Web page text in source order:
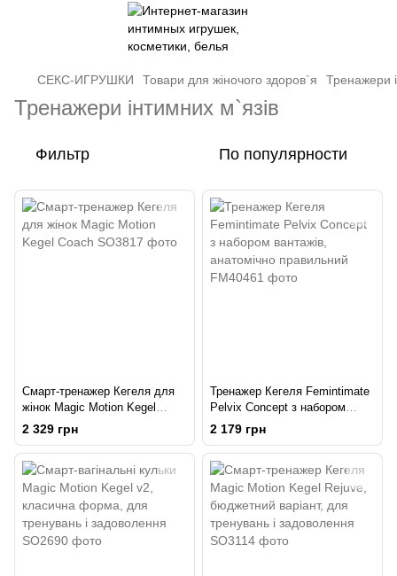
СЕКС-ИГРУШКИ Товари для жіночого здоров`я Тренажери
Тренажери інтимних м`язів
Фильтр По популярности
Смарт-тренажер Кегеля для
жінок Magic Motion Kegel
Coach
2 329 грн
Тренажер Кегеля Femintimate
Pelvix Concept з набором
вантажів, анатомічно
правильний
2 179 грн